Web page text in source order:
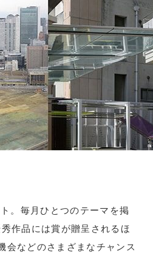
。毎月ひとつのテーマを掲
作品には賞が贈呈されるほ
会などのさまざまなチャンス